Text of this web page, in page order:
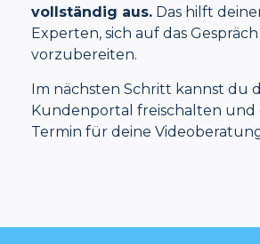
vollständig aus. Das hilft
Experten, sich auf das
vorzubereiten.
Im nächsten Schritt kannst du
Kundenportal freischalten und
Termin für deine